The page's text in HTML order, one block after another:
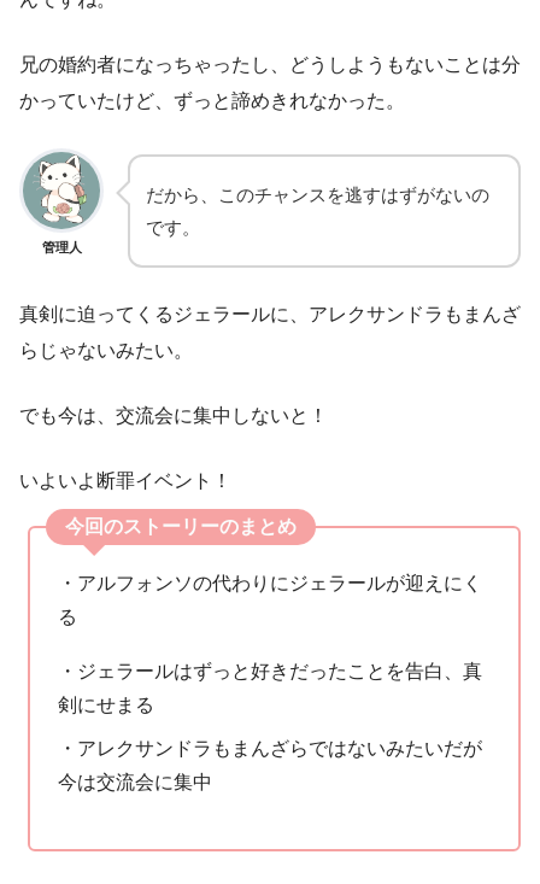
兄の婚約者になっちゃったし、どうしようもないことは分
かっていたけど、ずっと諦めきれなかった。
管理人
だから、このチャンスを逃すはずがないの
です。
真剣に迫ってくるジェラールに、アレクサンドラもまんざ
らじゃないみたい。
でも今は、交流会に集中しないと！
いよいよ断罪イベント！
今回のストーリーのまとめ
・アルフォンソの代わりにジェラールが迎えにく
る
・ジェラールはずっと好きだったことを告白、真
剣にせまる
・アレクサンドラもまんざらではないみたいだが
今は交流会に集中